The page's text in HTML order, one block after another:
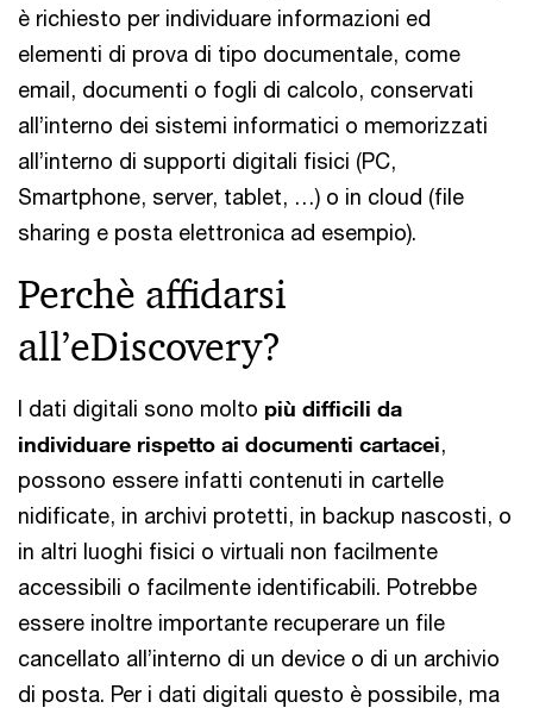
è richiesto per individuare informazioni ed
elementi di prova di tipo documentale, come
email, documenti o fogli di calcolo, conservati
all’interno dei sistemi informatici o memorizzati
all’interno di supporti digitali fisici (PC,
Smartphone, server, tablet, …) o in cloud (file
sharing e posta elettronica ad esempio).
Perchè affidarsi
all’eDiscovery?
I dati digitali sono molto più difficili da
individuare rispetto ai documenti cartacei,
possono essere infatti contenuti in cartelle
nidificate, in archivi protetti, in backup nascosti, o
in altri luoghi fisici o virtuali non facilmente
accessibili o facilmente identificabili. Potrebbe
essere inoltre importante recuperare un file
cancellato all’interno di un device o di un archivio
di posta. Per i dati digitali questo è possibile, ma